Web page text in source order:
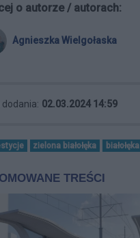
o autorze / autorach:
Agnieszka Wielgołaska
dodania: 02.03.2024 14:59
zielona białołęka białołęka